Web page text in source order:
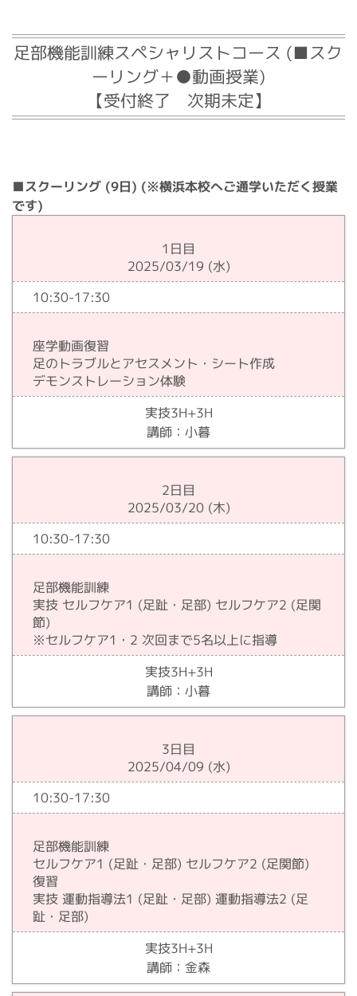
足部機能訓練スペシャリストコース (■スク
ーリング＋●動画授業)
【受付終了 次期未定】
■スクーリング (9日) (※横浜本校へご通学いただく授業
です)
1日目
2025/03/19 (水)
10:30-17:30
座学動画復習
足のトラブルとアセスメント・シート作成
デモンストレーション体験
実技3H+3H
講師：小暮
2日目
2025/03/20 (木)
10:30-17:30
足部機能訓練
実技 セルフケア1 (足趾・足部) セルフケア2 (足関
節)
※セルフケア1・2 次回まで5名以上に指導
実技3H+3H
講師：小暮
3日目
2025/04/09 (水)
10:30-17:30
足部機能訓練
セルフケア1 (足趾・足部) セルフケア2 (足関節)
復習
実技 運動指導法1 (足趾・足部) 運動指導法2 (足
趾・足部)
実技3H+3H
講師：金森